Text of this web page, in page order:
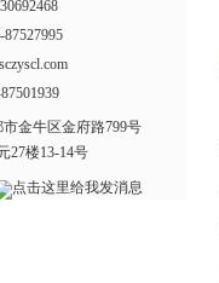
市金牛区金府路799号
楼13-14号